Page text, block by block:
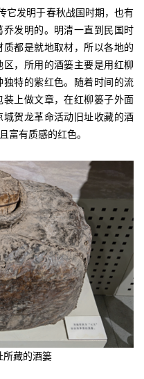
发明于春秋战国时期，也有
发明的。明清一直到民国时
都是就地取材，所以各地的
，所用的酒篓主要是用红柳
特的紫红色。随着时间的流
上做文章，在红柳篓子外面
贺龙革命活动旧址收藏的酒
富有质感的红色。
所藏的酒篓